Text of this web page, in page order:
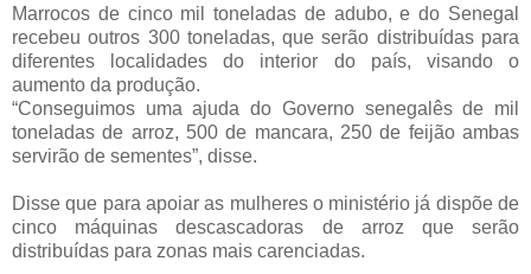
Marrocos de cinco mil toneladas de adubo, e do Senegal
recebeu outros 300 toneladas, que serão distribuídas para
diferentes localidades do interior do país, visando o
aumento da produção.
“Conseguimos uma ajuda do Governo senegalês de mil
toneladas de arroz, 500 de mancara, 250 de feijão ambas
servirão de sementes”, disse.
Disse que para apoiar as mulheres o ministério já dispõe de
cinco máquinas descascadoras de arroz que serão
distribuídas para zonas mais carenciadas.